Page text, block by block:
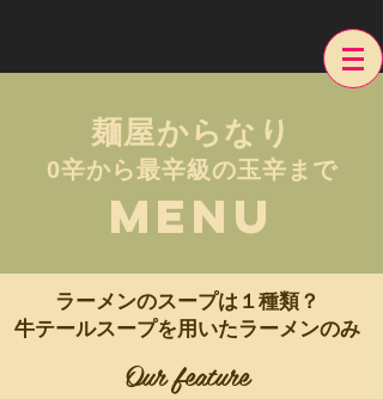
​麺屋からなり
0辛から最辛級の玉辛まで
MENU
ラーメンのスープは１種類？
牛テールスープを用いたラーメンのみ
Our feature